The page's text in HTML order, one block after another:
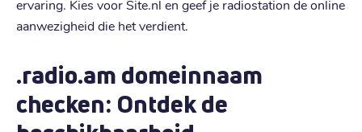
ervaring. Kies voor Site.nl en geef je radiostation de online
aanwezigheid die het verdient.
.radio.am domeinnaam
checken: Ontdek de